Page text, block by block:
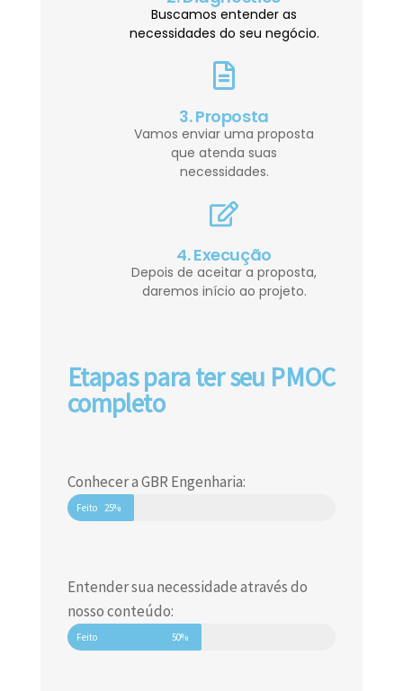
Buscamos entender as
necessidades do seu negócio.
3. Proposta
Vamos enviar uma proposta
que atenda suas
necessidades.
4. Execução
Depois de aceitar a proposta,
daremos início ao projeto.
Etapas para ter seu PMOC
completo
Conhecer a GBR Engenharia:
Feito 25%
Entender sua necessidade através do
nosso conteúdo:
Feito 50%